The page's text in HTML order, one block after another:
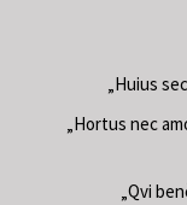
„Huius
„Hortus nec
„Qvi